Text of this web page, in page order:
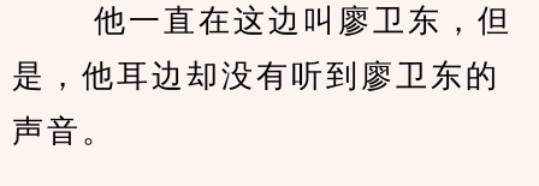
他一直在这边叫廖卫东，但
是，他耳边却没有听到廖卫东的
声音。